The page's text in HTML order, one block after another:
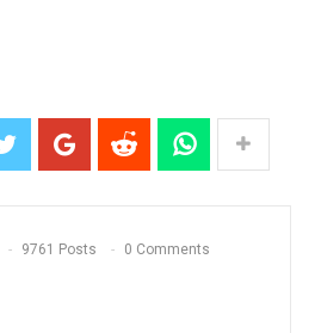
9761 Posts 0 Comments